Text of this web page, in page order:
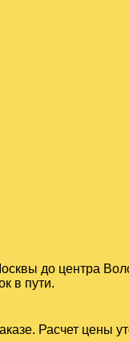
до центра
в пути.
Расчет цены